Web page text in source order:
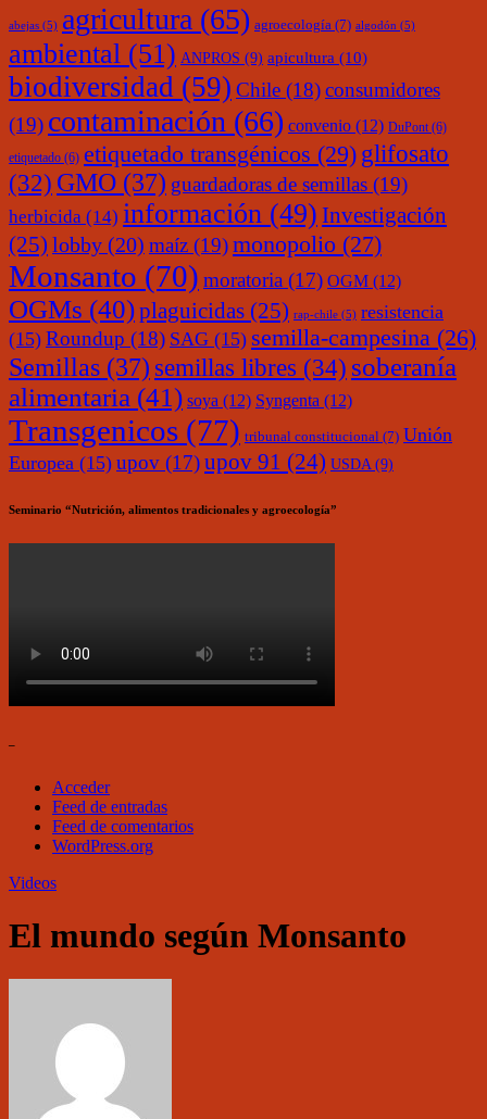
abejas (5) agricultura (65) agroecología (7) algodón (5)
ambiental (51) ANPROS (9) apicultura (10)
biodiversidad (59) Chile (18)consumidores
(19) contaminación (66) convenio (12) DuPont (6)
etiquetado (6) etiquetado transgénicos (29) glifosato
(32) GMO (37) guardadoras de semillas (19)
herbicida (14) información (49) Investigación
(25) lobby (20) maíz (19)monopolio (27)
Monsanto (70) moratoria (17) OGM (12)
OGMs (40)plaguicidas (25) rap-chile (5) resistencia
(15) Roundup (18) SAG (15) semilla-campesina (26)
Semillas (37) semillas libres (34) soberanía
alimentaria (41) soya (12) Syngenta (12)
Transgenicos (77) tribunal constitucional (7) Unión
Europea (15) upov (17)upov 91 (24) USDA (9)
Seminario “Nutrición, alimentos tradicionales y agroecología”
–
Acceder
Feed de entradas
Feed de comentarios
WordPress.org
Videos
El mundo según Monsanto